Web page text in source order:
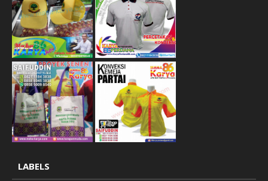
LABELS